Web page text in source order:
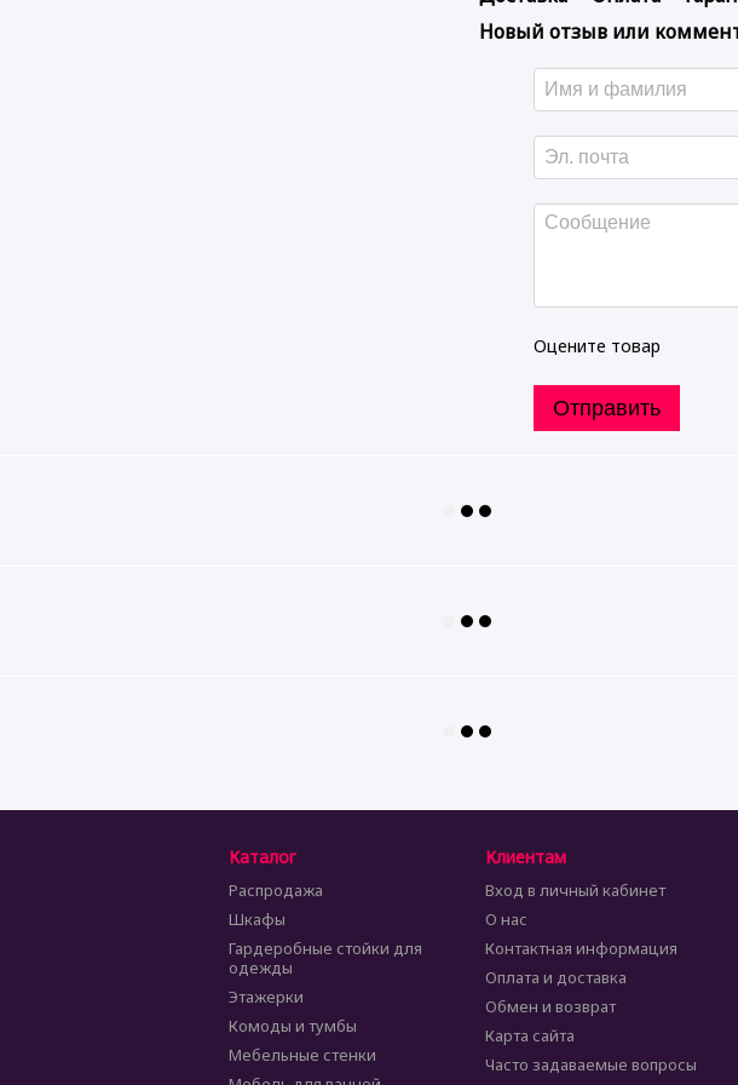
Новый отзыв или
Оцените товар
Отправить
Каталог
Распродажа
Шкафы
Гардеробные стойки для
одежды
Этажерки
Комоды и тумбы
Мебельные стенки
Клиентам
Вход в личный кабинет
О нас
Контактная информация
Оплата и доставка
Обмен и возврат
Карта сайта
Часто задаваемые вопросы